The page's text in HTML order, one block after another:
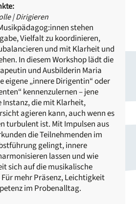
|Dirigieren
stehen
Vielfalt zu koordinieren,
und mit Klarheit und
In diesem Workshop lädt die
und Ausbilderin Maria
eigene „innere Dirigentin“ oder
kennenzulernen – jene
die mit Klarheit,
agieren kann, auch wenn es
turbulent ist. Mit Impulsen aus
die Teilnehmenden im
gelingt, innere
lassen und wie
sich auf die musikalische
mehr Präsenz, Leichtigkeit
im Probenalltag.